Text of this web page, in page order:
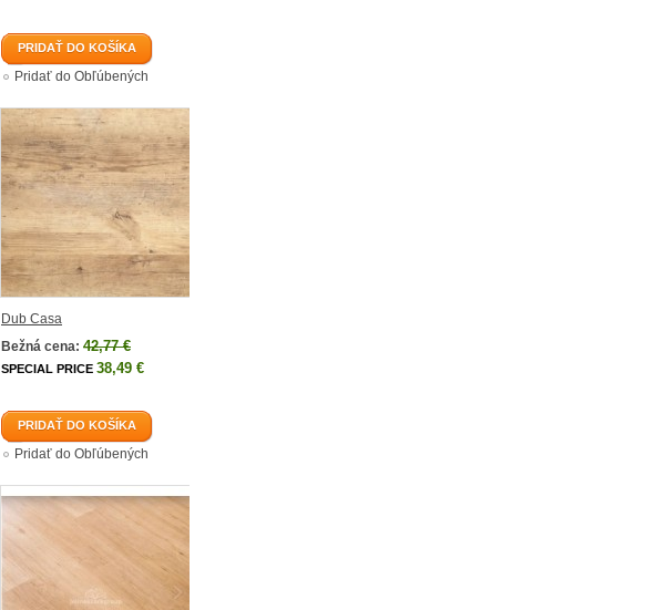
PRIDAŤ DO KOŠÍKA
Pridať do Obľúbených
Dub Casa
Bežná cena: 42,77 €
SPECIAL PRICE 38,49 €
PRIDAŤ DO KOŠÍKA
Pridať do Obľúbených